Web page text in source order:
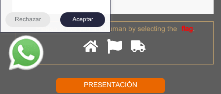
Rechazar Aceptar
Please prove you are human by selecting the flag.